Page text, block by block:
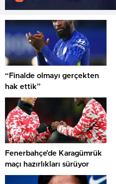
“Finalde olmayı gerçekten
hak ettik”
Fenerbahçe’de Karagümrük
maçı hazırlıkları sürüyor